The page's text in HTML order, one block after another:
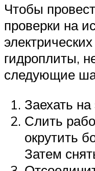
Чтобы
проверки на
гидроплиты,
следующие
Заехать на
Слить
окрутить
Затем